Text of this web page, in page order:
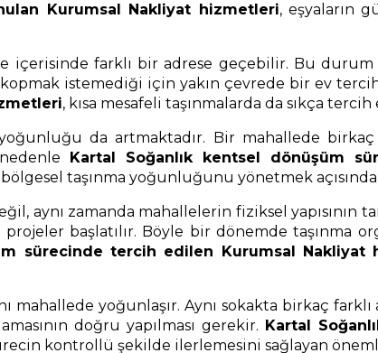
Kurumsal Nakliyat hizmetleri, eşyaların
içerisinde farklı bir adrese geçebilir. Bu
istemediği için yakın çevrede bir ev
, kısa mesafeli taşınmalarda da sıkça
da artmaktadır. Bir mahallede
Kartal Soğanlık kentsel dönüşüm
taşınma yoğunluğunu yönetmek
aynı zamanda mahallelerin fiziksel
başlatılır. Böyle bir dönemde taşınma
sürecinde tercih edilen Kurumsal Nakliyat
yoğunlaşır. Aynı sokakta birkaç farklı
doğru yapılması gerekir. Kartal
kontrollü şekilde ilerlemesini sağlayan